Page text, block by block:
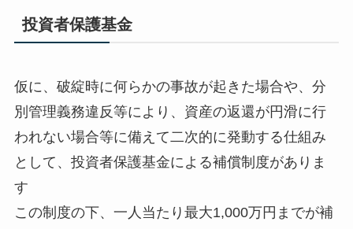
投資者保護基金
仮に、破綻時に何らかの事故が起きた場合や、分
別管理義務違反等により、資産の返還が円滑に行
われない場合等に備えて二次的に発動する仕組み
として、投資者保護基金による補償制度がありま
す
この制度の下、一人当たり最大1,000万円までが補